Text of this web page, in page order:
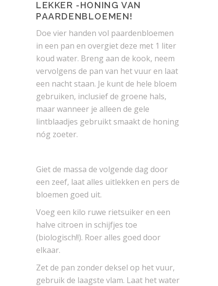
LEKKER -HONING VAN
PAARDENBLOEMEN!
Doe vier handen vol paardenbloemen
in een pan en overgiet deze met 1 liter
koud water. Breng aan de kook, neem
vervolgens de pan van het vuur en laat
een nacht staan. Je kunt de hele bloem
gebruiken, inclusief de groene hals,
maar wanneer je alleen de gele
lintblaadjes gebruikt smaakt de honing
nóg zoeter.
Giet de massa de volgende dag door
een zeef, laat alles uitlekken en pers de
bloemen goed uit.
Voeg een kilo ruwe rietsuiker en een
halve citroen in schijfjes toe
(biologisch!!). Roer alles goed door
elkaar.
Zet de pan zonder deksel op het vuur,
gebruik de laagste vlam. Laat het water